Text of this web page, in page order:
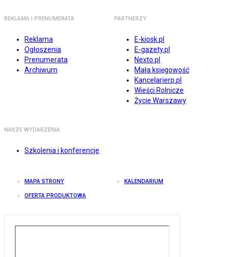
REKLAMA I PRENUMERATA
Reklama
Ogłoszenia
Prenumerata
Archiwum
PARTNERZY
E-kiosk.pl
E-gazety.pl
Nexto.pl
Mała księgowość
Kancelarierp.pl
Wieści Rolnicze
Życie Warszawy
NASZE WYDARZENIA
Szkolenia i konferencje
MAPA STRONY KALENDARIUM
OFERTA PRODUKTOWA